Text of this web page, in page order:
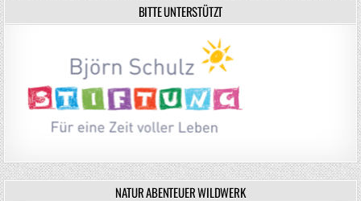
BITTE UNTERSTÜTZT
NATUR ABENTEUER WILDWERK